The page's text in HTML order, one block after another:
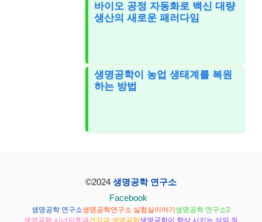
바이오 공정 자동화로 백신 대량
생산의 새로운 패러다임
생명공학이 농업 생태계를 복원
하는 방법
©2024 생명공학 연구소
Facebook
생명공학 연구소생명공학연구소 실험실이야기 생명공학 연구소2
생명공학 시너지효과건강과 생명공학생명공학이 향상 시키는 삶의 질